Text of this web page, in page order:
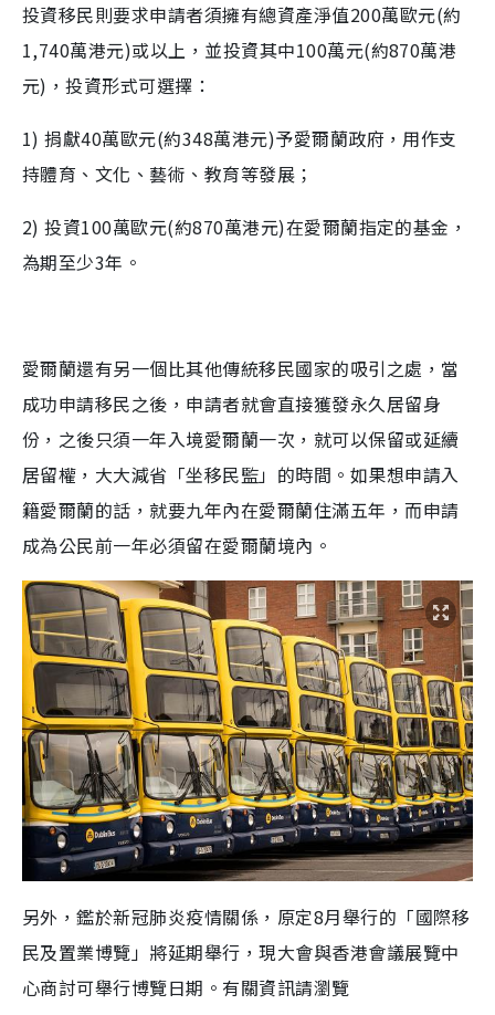
投資移民則要求申請者須擁有總資產淨值200萬歐元(約
1,740萬港元)或以上，並投資其中100萬元(約870萬港
元)，投資形式可選擇：
1) 捐獻40萬歐元(約348萬港元)予愛爾蘭政府，用作支
持體育、文化、藝術、教育等發展；
2) 投資100萬歐元(約870萬港元)在愛爾蘭指定的基金，
為期至少3年。
愛爾蘭還有另一個比其他傳統移民國家的吸引之處，當
成功申請移民之後，申請者就會直接獲發永久居留身
份，之後只須一年入境愛爾蘭一次，就可以保留或延續
居留權，大大減省「坐移民監」的時間。如果想申請入
籍愛爾蘭的話，就要九年內在愛爾蘭住滿五年，而申請
成為公民前一年必須留在愛爾蘭境內。
另外，鑑於新冠肺炎疫情關係，原定8月舉行的「國際移
民及置業博覽」將延期舉行，現大會與香港會議展覽中
心商討可舉行博覽日期。有關資訊請瀏覽